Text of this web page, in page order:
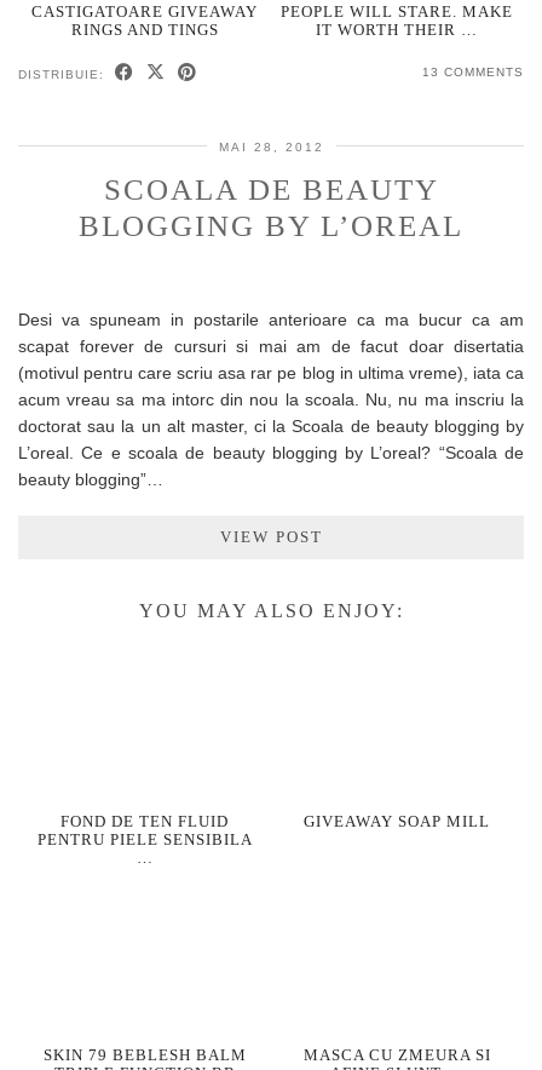
CASTIGATOARE GIVEAWAY
RINGS AND TINGS
PEOPLE WILL STARE. MAKE
IT WORTH THEIR …
DISTRIBUIE: 13 COMMENTS
MAI 28, 2012
SCOALA DE BEAUTY
BLOGGING BY L’OREAL
Desi va spuneam in postarile anterioare ca ma bucur ca am
scapat forever de cursuri si mai am de facut doar disertatia
(motivul pentru care scriu asa rar pe blog in ultima vreme), iata ca
acum vreau sa ma intorc din nou la scoala. Nu, nu ma inscriu la
doctorat sau la un alt master, ci la Scoala de beauty blogging by
L’oreal. Ce e scoala de beauty blogging by L’oreal? “Scoala de
beauty blogging”…
VIEW POST
YOU MAY ALSO ENJOY:
FOND DE TEN FLUID
PENTRU PIELE SENSIBILA
GIVEAWAY SOAP MILL
SKIN 79 BEBLESH BALM
MASCA CU ZMEURA SI